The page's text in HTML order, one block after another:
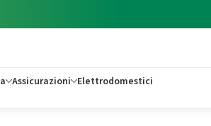
Assicurazioni Elettrodomestici